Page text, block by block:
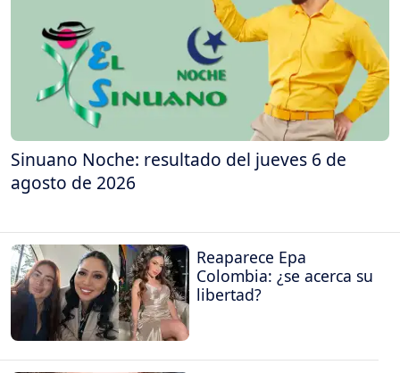
Sinuano Noche: resultado del jueves 6 de
agosto de 2026
Reaparece Epa
Colombia: ¿se acerca su
libertad?